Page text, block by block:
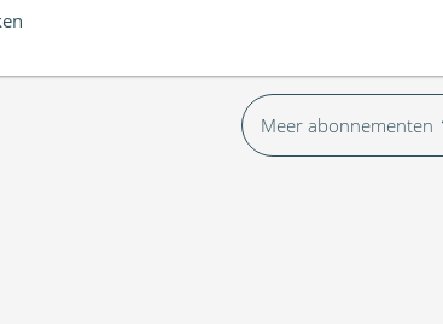
Meer abonnementen